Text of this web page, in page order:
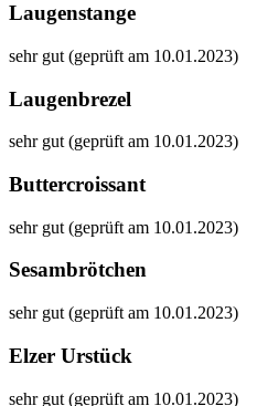
Laugenstange
sehr gut (geprüft am 10.01.2023)
Laugenbrezel
sehr gut (geprüft am 10.01.2023)
Buttercroissant
sehr gut (geprüft am 10.01.2023)
Sesambrötchen
sehr gut (geprüft am 10.01.2023)
Elzer Urstück
sehr gut (geprüft am 10.01.2023)